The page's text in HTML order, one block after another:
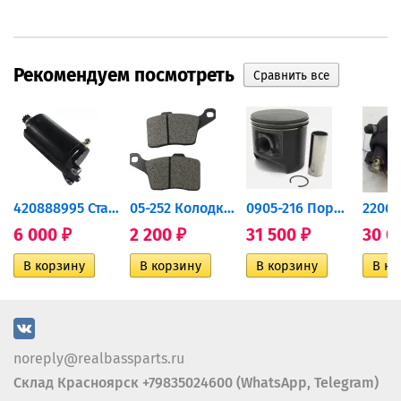
Рекомендуем посмотреть
420888995 Стартер для...
6 000 ₽
05-252 Колодки тормозные...
2 200 ₽
0905-216 Поршень Arctic Cat...
31 500 ₽ 30
noreply@realbassparts.ru
Склад Красноярск +79835024600 (WhatsApp, Telegram)